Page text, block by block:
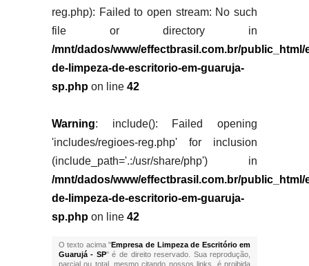
reg.php): Failed to open stream: No such
file or directory in
/mnt/dados/www/effectbrasil.com.br/public_html/
de-limpeza-de-escritorio-em-guaruja-
sp.phpon line 42
Warning: include(): Failed opening
'includes/regioes-reg.php' for inclusion
(include_path='.:/usr/share/php') in
/mnt/dados/www/effectbrasil.com.br/public_html/
de-limpeza-de-escritorio-em-guaruja-
sp.phpon line 42
O texto acima "Empresa de Limpeza de Escritório em
Guarujá - SP" é de direito reservado. Sua reprodução,
parcial ou total, mesmo citando nossos links, é proibida